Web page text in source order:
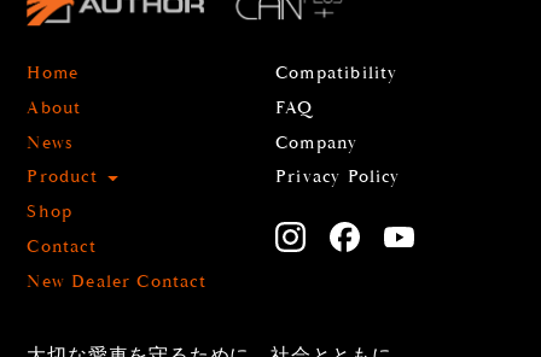
Home
About
News
Product
Shop
Contact
New Dealer Contact
Compatibility
FAQ
Company
Privacy Policy